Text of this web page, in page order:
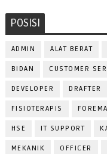
POSISI
ADMIN ALAT BERAT
BIDAN CUSTOMER
DEVELOPER DRAFTER
FISIOTERAPIS
HSE IT SUPPORT
MEKANIK OFFICER